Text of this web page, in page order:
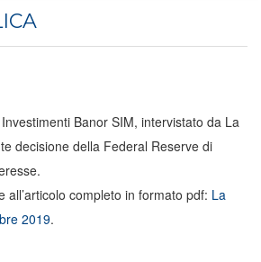
Banor SIM, intervistato da La
decisione della Federal Reserve di
all’articolo completo in formato pdf: La
2019.